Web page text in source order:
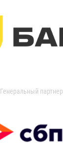
Генеральный партнер